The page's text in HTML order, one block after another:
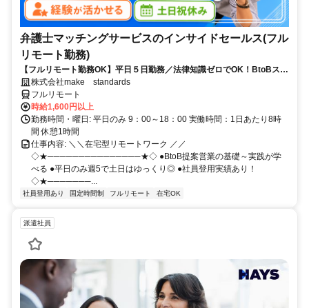
弁護士マッチングサービスのインサイドセールス(フル
リモート勤務)
【フルリモート勤務OK】平日５日勤務／法律知識ゼロでOK！BtoBスキ
ルが身につく営業職
株式会社make standards
フルリモート
時給1,600円以上
勤務時間・曜日: 平日のみ 9：00～18：00 実働時間：1日あたり8時
間 休憩1時間
仕事内容: ＼＼在宅型リモートワーク ／／
◇★───────────────★◇ ●BtoB提案営業の基礎～実践が学
べる ●平日のみ週5で土日はゆっくり◎ ●社員登用実績あり！
◇★───────...
社員登用あり 固定時間制 フルリモート 在宅OK
派遣社員